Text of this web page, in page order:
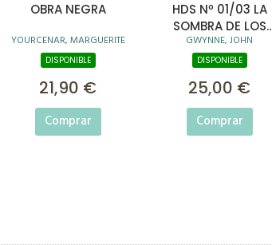
OBRA NEGRA
YOURCENAR, MARGUERITE
DISPONIBLE
21,90 €
Comprar
HDS Nº 01/03 LA
SOMBRA DE LOS
DIOSES (CANTOS
TINTADOS)
GWYNNE, JOHN
DISPONIBLE
25,00 €
Comprar